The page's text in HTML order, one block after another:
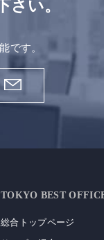
さい。
です。
TOKYO BEST
総合トップページ